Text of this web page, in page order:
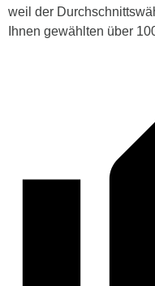
weil der
Ihnen gewählten über